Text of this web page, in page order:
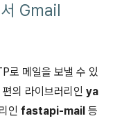
Gmail
로 메일을 보낼 수 있
의 라이브러리인 ya
인 fastapi-mail 등